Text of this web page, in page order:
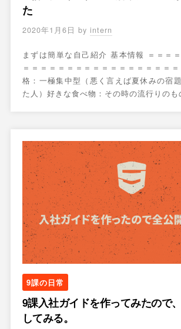
た
2020年1月6日 by intern
まずは簡単な自己紹介 基本情報 ＝＝＝
＝＝＝＝＝＝＝＝＝＝＝＝＝＝＝＝＝
格：一極集中型（悪く言えば夏休みの宿
た人）好きな食べ物：その時の流行りの
9課の日常
9課入社ガイドを作ってみたので
してみる。